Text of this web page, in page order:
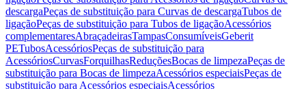
descargaPeças de substituição para Curvas de descargaTubos de
ligaçãoPeças de substituição para Tubos de ligaçãoAcessórios
complementaresAbraçadeirasTampasConsumíveisGeberit
PETubosAcessóriosPeças de substituição para
AcessóriosCurvasForquilhasReduçõesBocas de limpezaPeças de
substituição para Bocas de limpezaAcessórios especiaisPeças de
substituição para Acessórios especiaisAcessórios